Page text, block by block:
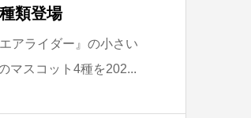
類登場
アライダー』の小さい
マスコット4種を202...